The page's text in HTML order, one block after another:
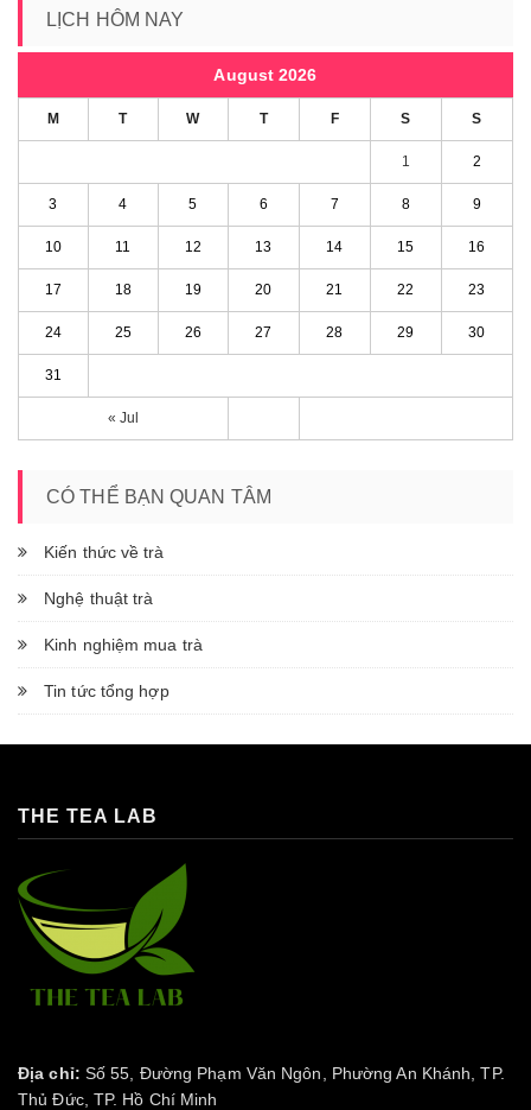
LỊCH HÔM NAY
August 2026
M T W T F S S
« Jul
1 2
3 4 5 6 7 8 9
10 11 12 13 14 15 16
17 18 19 20 21 22 23
24 25 26 27 28 29 30
31
CÓ THỂ BẠN QUAN TÂM
Kiến thức về trà
Nghệ thuật trà
Kinh nghiệm mua trà
Tin tức tổng hợp
THE TEA LAB
Địa chỉ: Số 55, Đường Phạm Văn Ngôn, Phường An Khánh, TP.
Thủ Đức, TP. Hồ Chí Minh